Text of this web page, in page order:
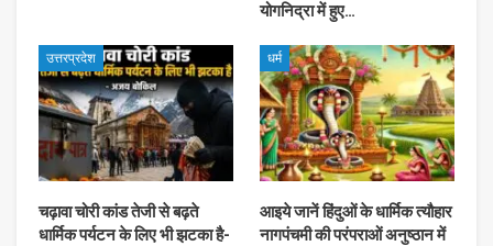
योगनिद्रा में हुए…
उत्तरप्रदेश
चढ़ावा चोरी कांड तेजी से बढ़ते
धार्मिक पर्यटन के लिए भी झटका है-
धर्म
आइये जानें हिंदुओं के धार्मिक त्यौहार
नागपंचमी की परंपराओं अनुष्ठान में